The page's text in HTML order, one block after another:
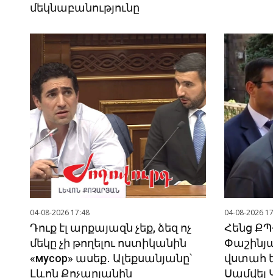
մեկնաբանությունը
04-08-2026 17:48
Դուք էլ արքայազն չեք, ձեզ ոչ
մեկը չի թողելու ոստիկանին
«мусор» ասեք․ Ալեքսանյանը՝
Լևոն Քոչարյանին
04-08-2026
Հենց
վստահ